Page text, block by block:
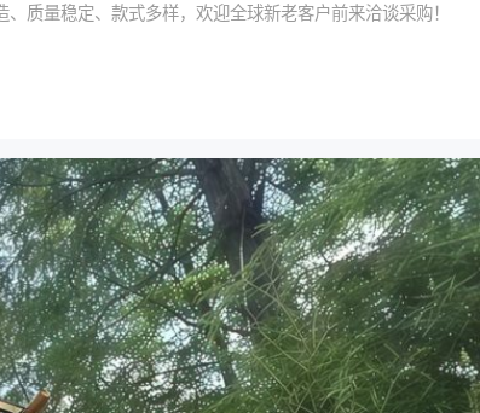
质量稳定、款式多样，欢迎全球新老客户前来洽谈采购！